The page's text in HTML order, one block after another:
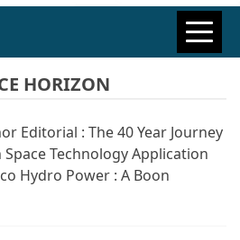
HORIZON
Editorial : The 40 Year Journey
Technology Application
Hydro Power : A Boon